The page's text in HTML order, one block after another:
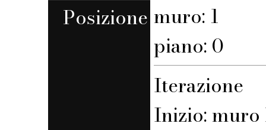
Posizione muro: 1
piano: 0
Iterazione
Inizio: muro